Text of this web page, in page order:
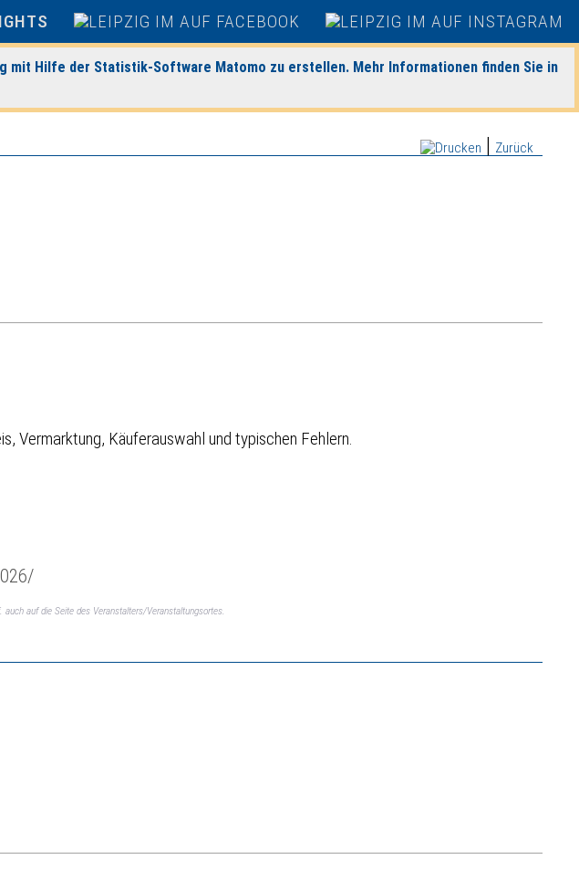
mit Hilfe der Statistik-Software Matomo zu erstellen. Mehr Informationen finden Sie in
Zurück
Vermarktung, Käuferauswahl und typischen Fehlern.
auf die Seite des Veranstalters/Veranstaltungsortes.